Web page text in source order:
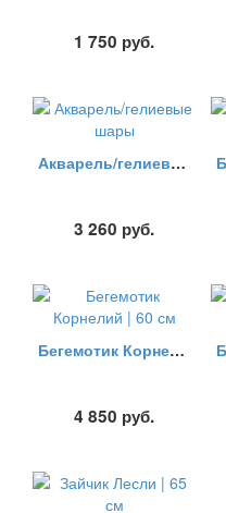
1 750 руб.
Акварель/гелиевые шары
3 260 руб.
Бегемотик Корнелий | 60 см
4 850 руб.